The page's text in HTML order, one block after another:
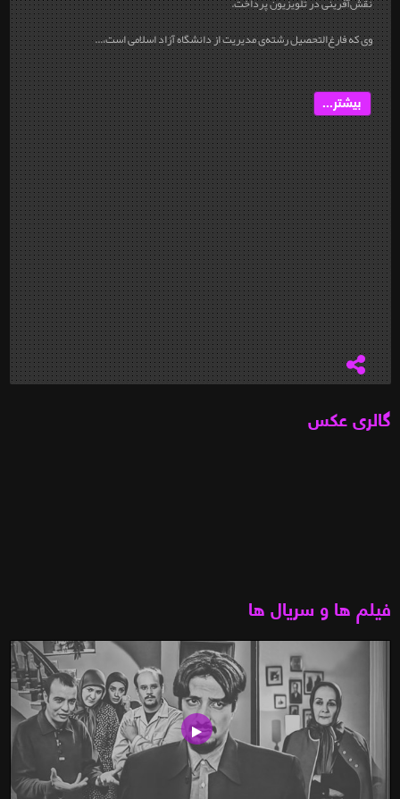
وی که فارغ‌التحصیل رشته‌ی مدیریت از دانشگاه آزاد اسلامی است،...
بیشتر...
گالری عکس
فیلم ها و سریال ها